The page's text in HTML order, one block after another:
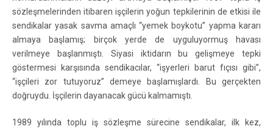
sözleşmelerinden itibaren işçilerin yoğun tepkilerinin de etkisi ile
sendikalar yasak savma amaçlı “yemek boykotu” yapma kararı
almaya başlamış; birçok yerde de uyguluyormuş havası
verilmeye başlanmıştı. Siyasi iktidarın bu gelişmeye tepki
göstermesi karşısında sendikacılar, “işyerleri barut fıçısı gibi”,
“işçileri zor tutuyoruz” demeye başlamışlardı. Bu gerçekten
doğruydu. İşçilerin dayanacak gücü kalmamıştı.
1989 yılında toplu iş sözleşme sürecine sendikalar, ilk kez,